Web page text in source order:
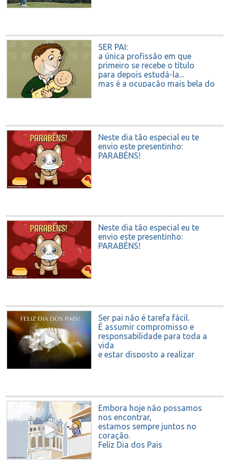
SER PAI:
a única profissão em que
primeiro se recebe o título
para depois estudá-la...
mas é a ocupação mais bela do
Neste dia tão especial eu te
envio este presentinho:
PARABÉNS!
Neste dia tão especial eu te
envio este presentinho:
PARABÉNS!
Ser pai não é tarefa fácil.
É assumir compromisso e
responsabilidade para toda a
vida
e estar disposto a realizar
Embora hoje não possamos
nos encontrar,
estamos sempre juntos no
coração.
Feliz Dia dos Pais